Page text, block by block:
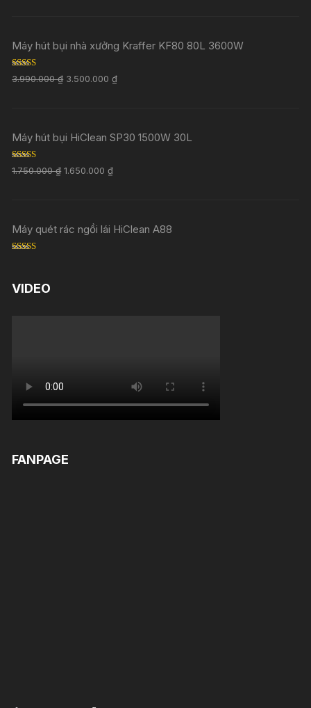
Máy hút bụi nhà xưởng Kraffer KF80 80L 3600W
Rated 5.00
out of 5
3.990.000₫ 3.500.000₫
Máy hút bụi HiClean SP30 1500W 30L
Rated 5.00
out of 5
1.750.000₫ 1.650.000₫
Máy quét rác ngồi lái HiClean A88
VIDEO
FANPAGE